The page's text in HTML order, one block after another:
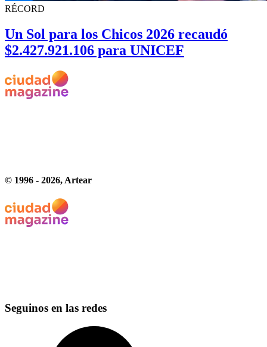
RÉCORD
Un Sol para los Chicos 2026 recaudó
$2.427.921.106 para UNICEF
© 1996 - 2026, Artear
Seguinos en las redes